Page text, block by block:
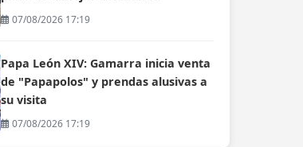
07/08/2026 17:19
Papa León XIV: Gamarra inicia venta
de "Papapolos" y prendas alusivas a
su visita
07/08/2026 17:19